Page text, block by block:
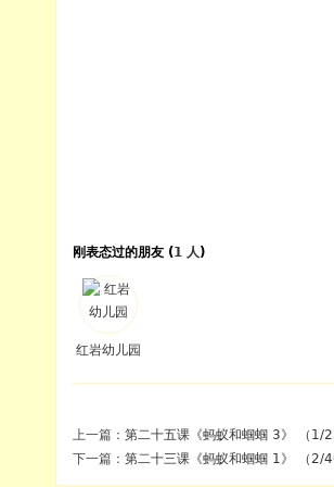
刚表态过的朋友 (1 人)
红岩幼儿园
上一篇： 第二十五课《蚂蚁和蝈蝈 3》 （1/
下一篇： 第二十三课《蚂蚁和蝈蝈 1》 （2/